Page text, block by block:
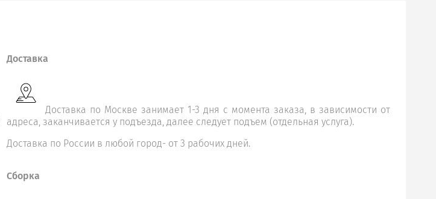
Доставка
Доставка по Москве занимает 1-3 дня с момента заказа, в зависимости от
адреса, заканчивается у подъезда, далее следует подъем (отдельная услуга).
Доставка по России в любой город- от 3 рабочих дней.
Сборка